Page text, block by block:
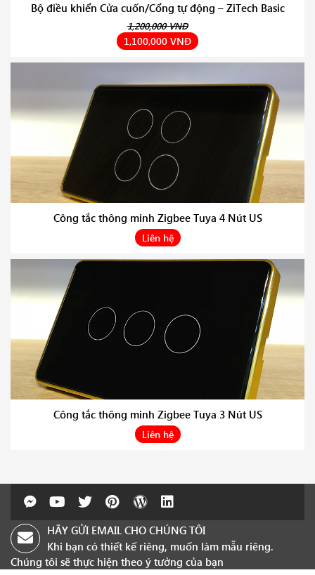
Bộ điều khiển Cửa cuốn/Cổng tự động – ZiTech Basic
1,200,000 VNĐ
1,100,000 VNĐ
Công tắc thông minh Zigbee Tuya 4 Nút US
Liên hệ
Công tắc thông minh Zigbee Tuya 3 Nút US
Liên hệ
HÃY GỬI EMAIL CHO CHÚNG TÔI
Khi bạn có thiết kế riêng, muốn làm mẫu riêng.
Chúng tôi sẽ thực hiện theo ý tưởng của bạn